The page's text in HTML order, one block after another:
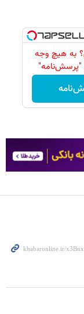
به هیچ وجه
"پرسش‌نامه"